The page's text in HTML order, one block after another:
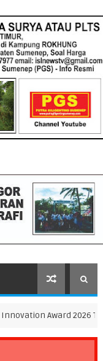
2026 Tim K3SATRIA